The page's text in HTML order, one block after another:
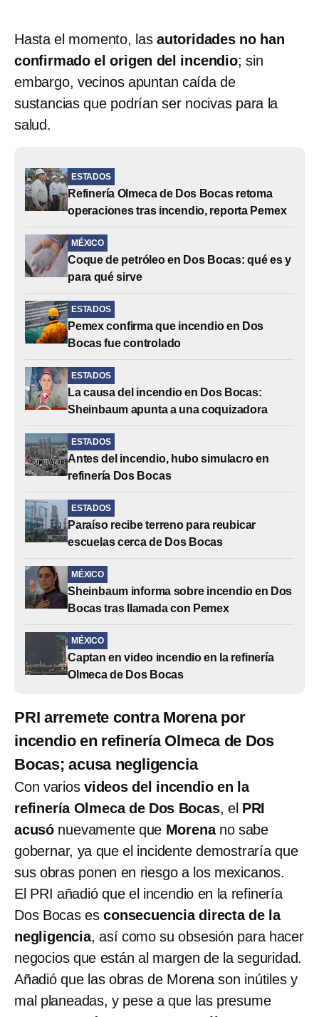
Hasta el momento, las autoridades no han
confirmado el origen del incendio; sin
embargo, vecinos apuntan caída de
sustancias que podrían ser nocivas para la
salud.
ESTADOS
Refinería Olmeca de Dos Bocas retoma
operaciones tras incendio, reporta Pemex
MÉXICO
Coque de petróleo en Dos Bocas: qué es y
para qué sirve
ESTADOS
Pemex confirma que incendio en Dos
Bocas fue controlado
ESTADOS
La causa del incendio en Dos Bocas:
Sheinbaum apunta a una coquizadora
ESTADOS
Antes del incendio, hubo simulacro en
refinería Dos Bocas
ESTADOS
Paraíso recibe terreno para reubicar
escuelas cerca de Dos Bocas
MÉXICO
Sheinbaum informa sobre incendio en Dos
Bocas tras llamada con Pemex
MÉXICO
Captan en video incendio en la refinería
Olmeca de Dos Bocas
PRI arremete contra Morena por
incendio en refinería Olmeca de Dos
Bocas; acusa negligencia
Con varios videos del incendio en la
refinería Olmeca de Dos Bocas, el PRI
acusó nuevamente que Morenano sabe
gobernar, ya que el incidente demostraría que
sus obras ponen en riesgo a los mexicanos.
El PRI añadió que el incendio en la refinería
Dos Bocas esconsecuencia directa de la
negligencia, así como su obsesión para hacer
negocios que están al margen de la seguridad.
Añadió que las obras de Morena son inútiles y
mal planeadas, y pese a que las presume